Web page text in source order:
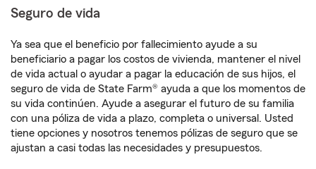
Seguro de vida
Ya sea que el beneficio por fallecimiento ayude a su
beneficiario a pagar los costos de vivienda, mantener el nivel
de vida actual o ayudar a pagar la educación de sus hijos, el
seguro de vida de State Farm® ayuda a que los momentos de
su vida continúen. Ayude a asegurar el futuro de su familia
con una póliza de vida a plazo, completa o universal. Usted
tiene opciones y nosotros tenemos pólizas de seguro que se
ajustan a casi todas las necesidades y presupuestos.